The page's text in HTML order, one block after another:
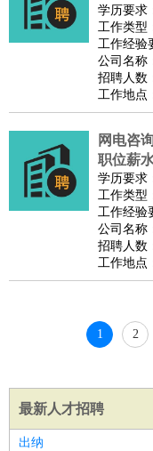
学历要求
工作类型
工作经验
公司名称
招聘人数
工作地点
网电咨
职位薪
学历要求
工作类型
工作经验
公司名称
招聘人数
工作地点
1 2
最新人才招聘
出纳